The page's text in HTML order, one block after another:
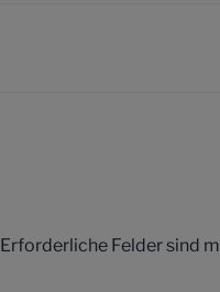
Erforderliche Felder sind